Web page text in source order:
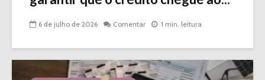
6 de julho de 2026 Comentar 1 min. leitura